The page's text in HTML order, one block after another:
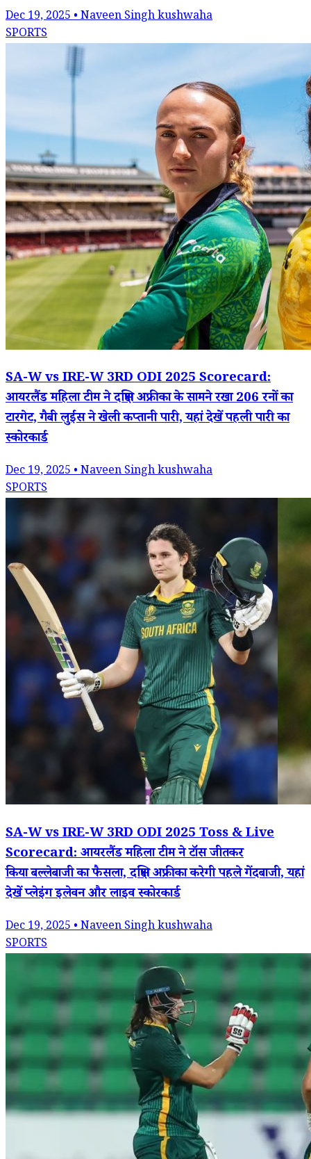
Dec 19, 2025 • Naveen Singh kushwaha
SPORTS
SA-W vs IRE-W 3RD ODI 2025 Scorecard:
आयरलैंड महिला टीम ने दक्षिण अफ्रीका के सामने रखा 206 रनों का
टारगेट, गैबी लुईस ने खेली कप्तानी पारी, यहां देखें पहली पारी का
स्कोरकार्ड
Dec 19, 2025 • Naveen Singh kushwaha
SPORTS
SA-W vs IRE-W 3RD ODI 2025 Toss & Live
Scorecard: आयरलैंड महिला टीम ने टॉस जीतकर
किया बल्लेबाजी का फैसला, दक्षिण अफ्रीका करेगी पहले गेंदबाजी, यहां
देखें प्लेइंग इलेवन और लाइव स्कोरकार्ड
Dec 19, 2025 • Naveen Singh kushwaha
SPORTS